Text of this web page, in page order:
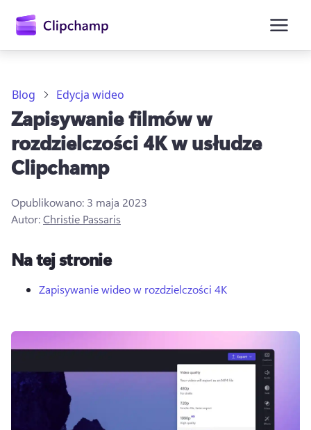
głównej
Zaloguj się
Wypróbuj bezpłatnie
Blog Edycja wideo
Zapisywanie filmów w
rozdzielczości 4K w usłudze
Clipchamp
Opublikowano: 3 maja 2023
Autor:Christie Passaris
Na tej stronie
Zapisywanie wideo w rozdzielczości 4K